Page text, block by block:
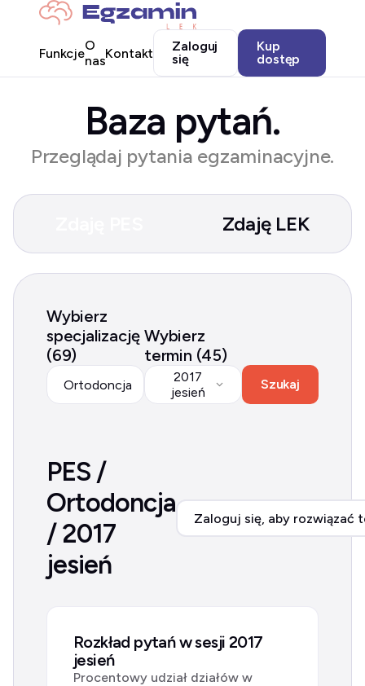
FunkcjeO
nasKontakt
Zaloguj
się
Kup
dostęp
Baza pytań.
Przeglądaj pytania egzaminacyjne.
Zdaję LEK
Wybierz
specjalizację
(69)
Ortodoncja
Wybierz
termin (45)
2017
jesień
Szukaj
PES /
Ortodoncja
/ 2017
jesień
Zaloguj się, aby rozwiązać
Rozkład pytań w sesji 2017
jesień
Procentowy udział działów w